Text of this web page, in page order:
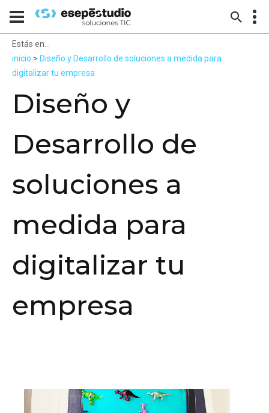
Estás en...
inicio > Diseño y Desarrollo de soluciones a medida para
digitalizar tu empresa
Diseño y
Desarrollo de
soluciones a
medida para
digitalizar tu
empresa